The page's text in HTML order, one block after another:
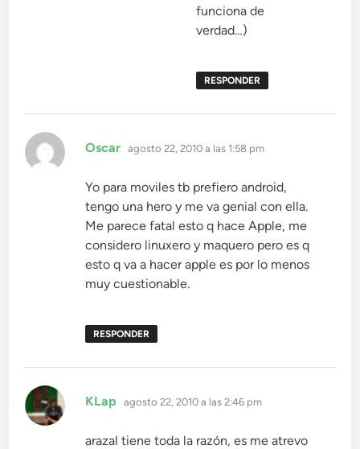
funciona de
verdad…)
RESPONDER
Oscar dice:
agosto 22, 2010 a las 1:58 pm
Yo para moviles tb prefiero android,
tengo una hero y me va genial con ella.
Me parece fatal esto q hace Apple, me
considero linuxero y maquero pero es q
esto q va a hacer apple es por lo menos
muy cuestionable.
RESPONDER
KLap dice:
agosto 22, 2010 a las 2:46 pm
arazal tiene toda la razón, es me atrevo